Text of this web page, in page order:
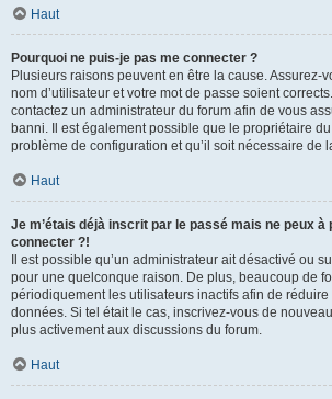
Haut
Pourquoi ne puis-je pas me connecter ?
Plusieurs raisons peuvent en être la cause. Assurez-
nom d’utilisateur et votre mot de passe soient
contactez un administrateur du forum afin de vous
banni. Il est également possible que le propriétaire
problème de configuration et qu’il soit nécessaire de
Haut
Je m’étais déjà inscrit par le passé mais ne peux à
connecter ?!
Il est possible qu’un administrateur ait désactivé ou
pour une quelconque raison. De plus, beaucoup de
périodiquement les utilisateurs inactifs afin de
données. Si tel était le cas, inscrivez-vous de
plus activement aux discussions du forum.
Haut